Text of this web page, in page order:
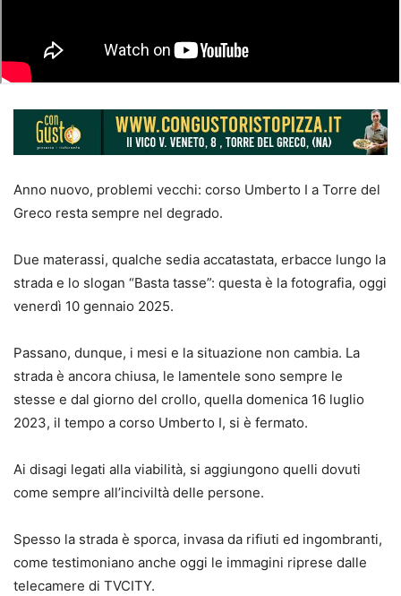
Anno nuovo, problemi vecchi: corso Umberto I a Torre del
Greco resta sempre nel degrado.
Due materassi, qualche sedia accatastata, erbacce lungo la
strada e lo slogan “Basta tasse”: questa è la fotografia, oggi
venerdì 10 gennaio 2025.
Passano, dunque, i mesi e la situazione non cambia. La
strada è ancora chiusa, le lamentele sono sempre le
stesse e dal giorno del crollo, quella domenica 16 luglio
2023, il tempo a corso Umberto I, si è fermato.
Ai disagi legati alla viabilità, si aggiungono quelli dovuti
come sempre all’inciviltà delle persone.
Spesso la strada è sporca, invasa da rifiuti ed ingombranti,
come testimoniano anche oggi le immagini riprese dalle
telecamere di TVCITY.